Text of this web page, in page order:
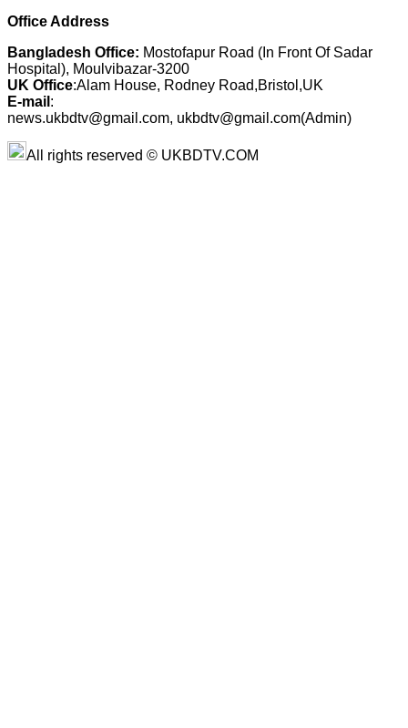
Office Address
Bangladesh Office: Mostofapur Road (In Front Of Sadar
Hospital), Moulvibazar-3200
UK Office:Alam House, Rodney Road,Bristol,UK
E-mail :
news.ukbdtv@gmail.com, ukbdtv@gmail.com(Admin)
All rights reserved © UKBDTV.COM